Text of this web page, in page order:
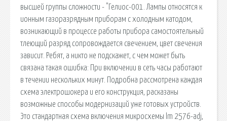
высшей группы сложности - "Гелиос-001. Лампы относятся к
ионным газоразрядным приборам с холодным катодом,
возникающий в процессе работы прибора самостоятельный
тлеющий разряд сопровождается свечением, цвет свечения
зависит. Ребят, а никто не подскажет, с чем может быть
связана такая ошибка: При включении в сеть часы работают
в течении нескольких минут. Подробна рассмотрена каждая
схема электрошокера и его конструкция, расказаны
возможные способы модернизаций уже готовых устройств.
Это стандартная схема включения микросхемы lm 2576-adj,